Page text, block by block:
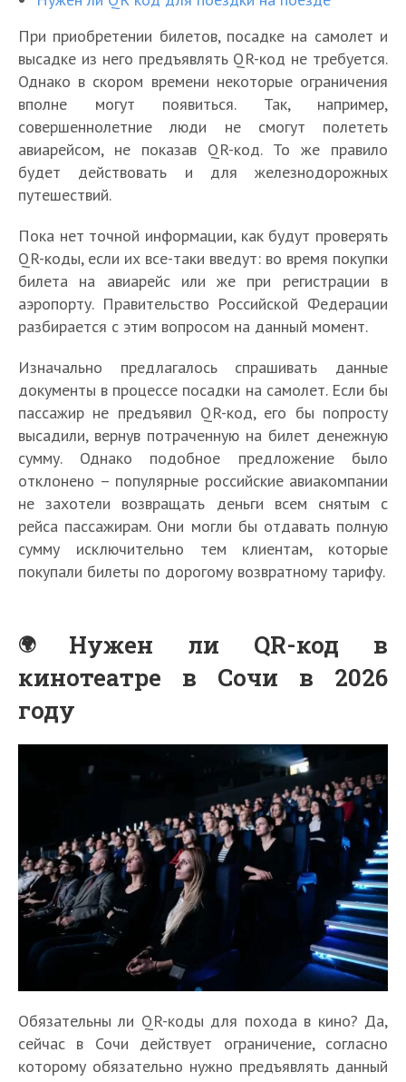
При приобретении билетов, посадке на самолет и
высадке из него предъявлять QR-код не требуется.
Однако в скором времени некоторые ограничения
вполне могут появиться. Так, например,
совершеннолетние люди не смогут полететь
авиарейсом, не показав QR-код. То же правило
будет действовать и для железнодорожных
путешествий.
Пока нет точной информации, как будут проверять
QR-коды, если их все-таки введут: во время покупки
билета на авиарейс или же при регистрации в
аэропорту. Правительство Российской Федерации
разбирается с этим вопросом на данный момент.
Изначально предлагалось спрашивать данные
документы в процессе посадки на самолет. Если бы
пассажир не предъявил QR-код, его бы попросту
высадили, вернув потраченную на билет денежную
сумму. Однако подобное предложение было
отклонено – популярные российские авиакомпании
не захотели возвращать деньги всем снятым с
рейса пассажирам. Они могли бы отдавать полную
сумму исключительно тем клиентам, которые
покупали билеты по дорогому возвратному тарифу.
Нужен ли QR-код в
кинотеатре в Сочи в 2026
году
Обязательны ли QR-коды для похода в кино? Да,
сейчас в Сочи действует ограничение, согласно
которому обязательно нужно предъявлять данный